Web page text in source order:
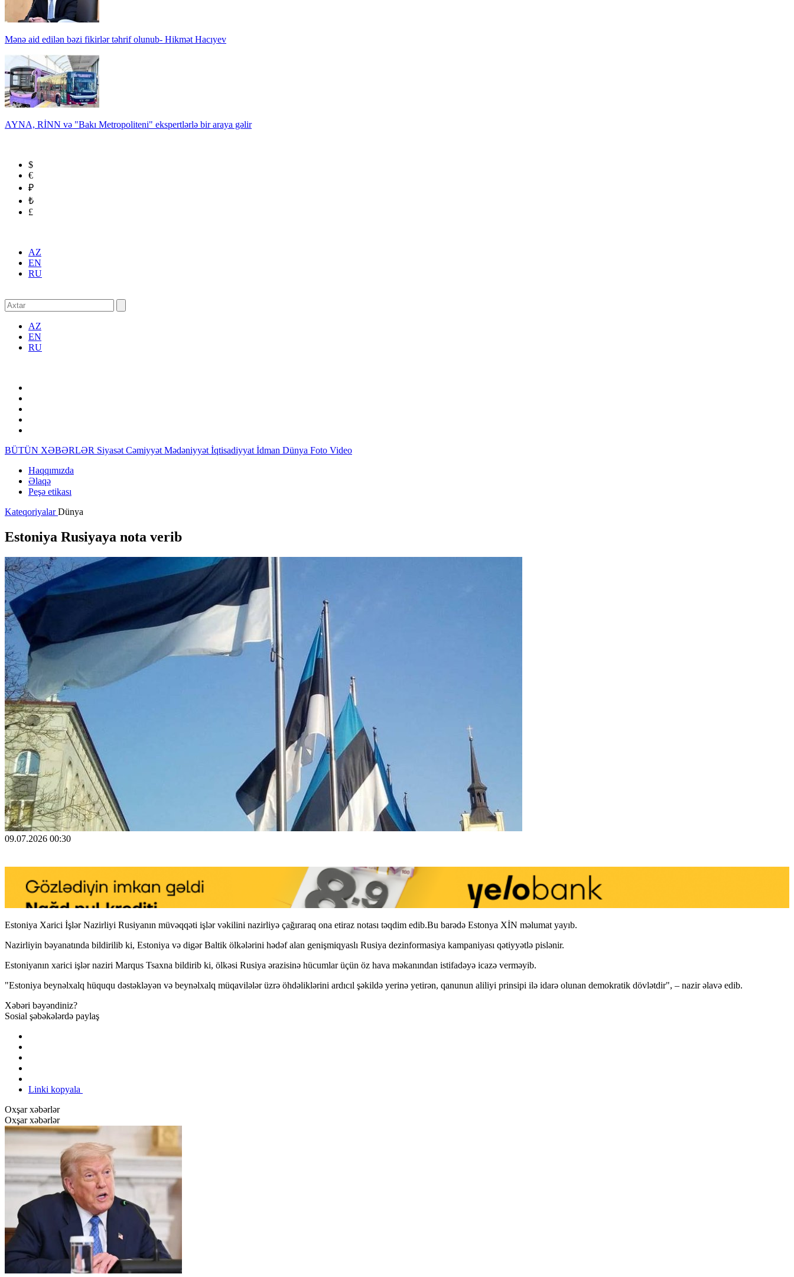
Mənə aid edilən bəzi fikirlər təhrif olunub- Hikmət Hacıyev
AYNA, RİNN və "Bakı Metropoliteni" ekspertlərlə bir araya gəlir
$
€
₽
₺
£
AZ
EN
RU
AZ
EN
RU
BÜTÜN XƏBƏRLƏR Siyasət Cəmiyyət Mədəniyyət İqtisadiyyat İdman Dünya Foto Video
Haqqımızda
Əlaqə
Peşə etikası
KateqoriyalarDünya
Estoniya Rusiyaya nota verib
09.07.2026 00:30
Estoniya Xarici İşlər Nazirliyi Rusiyanın müvəqqəti işlər vəkilini nazirliyə çağıraraq ona etiraz notası təqdim edib.Bu barədə Estonya XİN məlumat yayıb.
Nazirliyin bəyanatında bildirilib ki, Estoniya və digər Baltik ölkələrini hədəf alan genişmiqyaslı Rusiya dezinformasiya kampaniyası qətiyyətlə pislənir.
Estoniyanın xarici işlər naziri Marqus Tsaxna bildirib ki, ölkəsi Rusiya ərazisinə hücumlar üçün öz hava məkanından istifadəyə icazə verməyib.
"Estoniya beynəlxalq hüququ dəstəkləyən və beynəlxalq müqavilələr üzrə öhdəliklərini ardıcıl şəkildə yerinə yetirən, qanunun aliliyi prinsipi ilə idarə olunan demokratik dövlətdir", – nazir əlavə edib.
Xəbəri bəyəndiniz?
Sosial şəbəkələrdə paylaş
Linki kopyala
Oxşar xəbərlər
Oxşar xəbərlər